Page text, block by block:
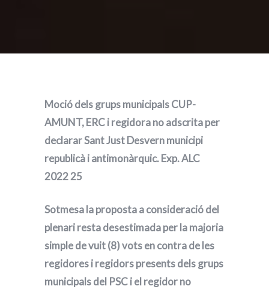
Moció dels grups municipals CUP-
AMUNT, ERC i regidora no adscrita per
declarar Sant Just Desvern municipi
republicà i antimonàrquic. Exp. ALC
2022 25
Sotmesa la proposta a consideració del
plenari resta desestimada per la majoria
simple de vuit (8) vots en contra de les
regidores i regidors presents dels grups
municipals del PSC i el regidor no